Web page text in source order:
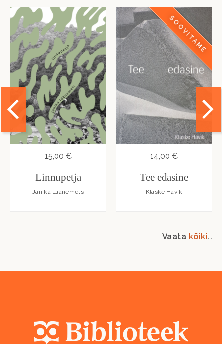
15,00 €
Linnupetja
Janika Läänemets
SOOVITAME
14,00 €
Tee edasine
Klaske Havik
Vaata kõiki..